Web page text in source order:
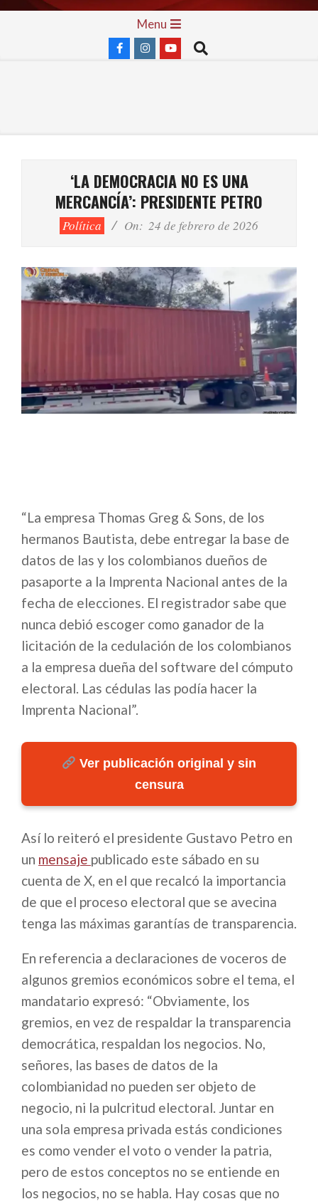
Skip
Menu
Search
‘LA DEMOCRACIA NO ES UNA
MERCANCÍA’: PRESIDENTE PETRO
Política On: 24 de febrero de 2026
“La empresa Thomas Greg & Sons, de los
hermanos Bautista, debe entregar la base de
datos de las y los colombianos dueños de
pasaporte a la Imprenta Nacional antes de la
fecha de elecciones. El registrador sabe que
nunca debió escoger como ganador de la
licitación de la cedulación de los colombianos
a la empresa dueña del software del cómputo
electoral. Las cédulas las podía hacer la
Imprenta Nacional”.
Ver publicación original y sin
censura
Así lo reiteró el presidente Gustavo Petro en
un mensaje publicado este sábado en su
cuenta de X, en el que recalcó la importancia
de que el proceso electoral que se avecina
tenga las máximas garantías de transparencia.
En referencia a declaraciones de voceros de
algunos gremios económicos sobre el tema, el
mandatario expresó: “Obviamente, los
gremios, en vez de respaldar la transparencia
democrática, respaldan los negocios. No,
señores, las bases de datos de la
colombianidad no pueden ser objeto de
negocio, ni la pulcritud electoral. Juntar en
una sola empresa privada estás condiciones
es como vender el voto o vender la patria,
pero de estos conceptos no se entiende en
los negocios, no se habla. Hay cosas que no